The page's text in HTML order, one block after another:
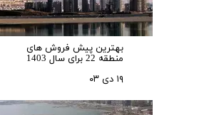
بهترین پیش فروش های
منطقه 22 برای سال 1403
۱۹ دی ۰۳